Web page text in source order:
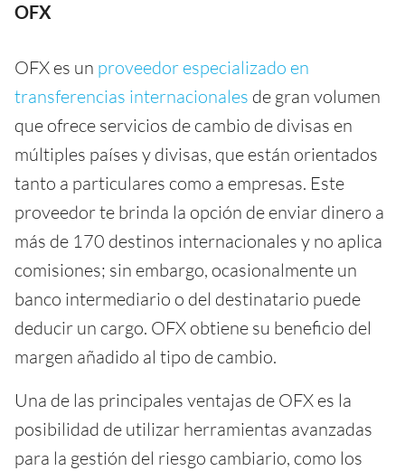
OFX
OFX es un proveedor especializado en
transferencias internacionales de gran volumen
que ofrece servicios de cambio de divisas en
múltiples países y divisas, que están orientados
tanto a particulares como a empresas. Este
proveedor te brinda la opción de enviar dinero a
más de 170 destinos internacionales y no aplica
comisiones; sin embargo, ocasionalmente un
banco intermediario o del destinatario puede
deducir un cargo. OFX obtiene su beneficio del
margen añadido al tipo de cambio.
Una de las principales ventajas de OFX es la
posibilidad de utilizar herramientas avanzadas
para la gestión del riesgo cambiario, como los